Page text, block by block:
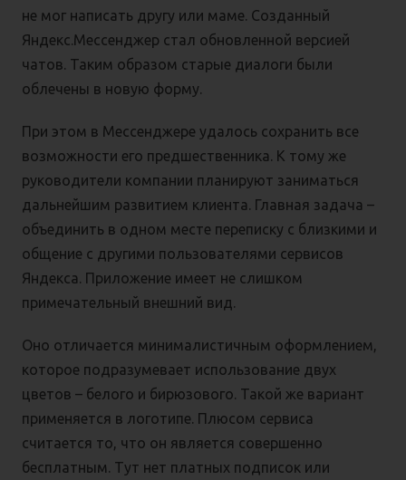
не мог написать другу или маме. Созданный
Яндекс.Мессенджер стал обновленной версией
чатов. Таким образом старые диалоги были
облечены в новую форму.
При этом в Мессенджере удалось сохранить все
возможности его предшественника. К тому же
руководители компании планируют заниматься
дальнейшим развитием клиента. Главная задача –
объединить в одном месте переписку с близкими и
общение с другими пользователями сервисов
Яндекса. Приложение имеет не слишком
примечательный внешний вид.
Оно отличается минималистичным оформлением,
которое подразумевает использование двух
цветов – белого и бирюзового. Такой же вариант
применяется в логотипе. Плюсом сервиса
считается то, что он является совершенно
бесплатным. Тут нет платных подписок или